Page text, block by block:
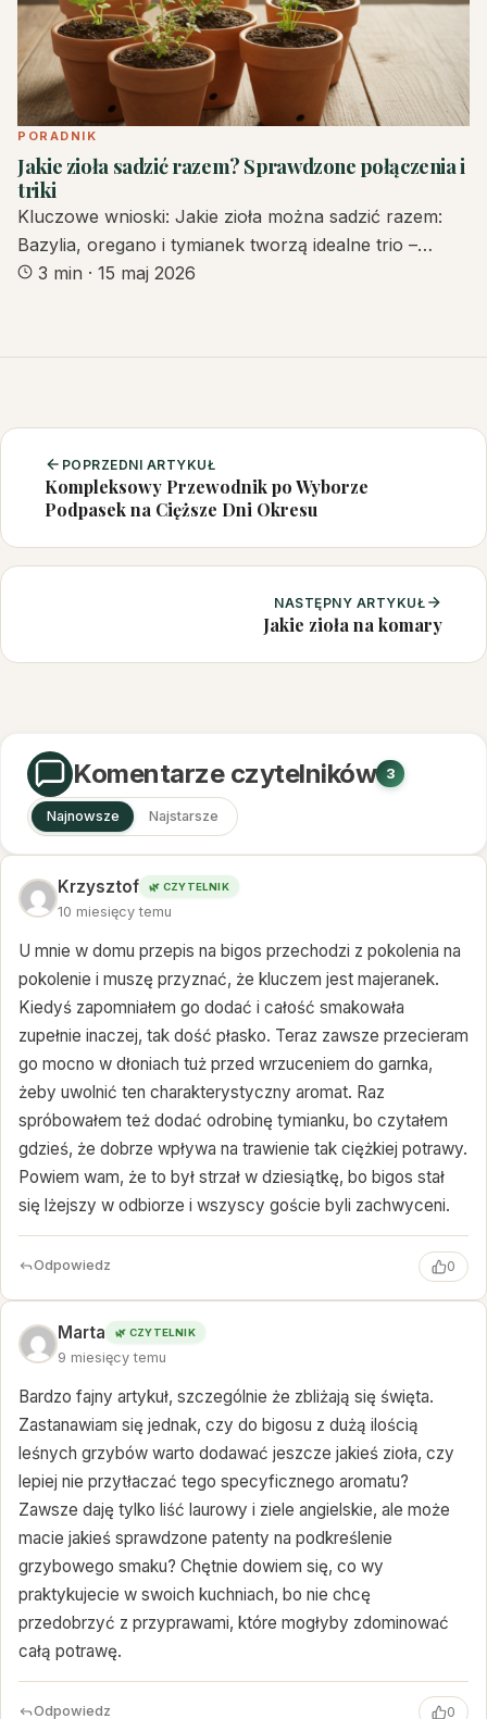
PORADNIK
Jakie zioła sadzić razem? Sprawdzone połączenia i
triki
Kluczowe wnioski: Jakie zioła można sadzić razem:
Bazylia, oregano i tymianek tworzą idealne trio –…
3 min · 15 maj 2026
POPRZEDNI ARTYKUŁ
Kompleksowy Przewodnik po Wyborze
Podpasek na Cięższe Dni Okresu
NASTĘPNY ARTYKUŁ
Jakie zioła na komary
Komentarze czytelników 3
Najnowsze Najstarsze
Krzysztof 🌿 CZYTELNIK
10 miesięcy temu
U mnie w domu przepis na bigos przechodzi z pokolenia na
pokolenie i muszę przyznać, że kluczem jest majeranek.
Kiedyś zapomniałem go dodać i całość smakowała
zupełnie inaczej, tak dość płasko. Teraz zawsze przecieram
go mocno w dłoniach tuż przed wrzuceniem do garnka,
żeby uwolnić ten charakterystyczny aromat. Raz
spróbowałem też dodać odrobinę tymianku, bo czytałem
gdzieś, że dobrze wpływa na trawienie tak ciężkiej potrawy.
Powiem wam, że to był strzał w dziesiątkę, bo bigos stał
się lżejszy w odbiorze i wszyscy goście byli zachwyceni.
Odpowiedz 0
Marta 🌿 CZYTELNIK
9 miesięcy temu
Bardzo fajny artykuł, szczególnie że zbliżają się święta.
Zastanawiam się jednak, czy do bigosu z dużą ilością
leśnych grzybów warto dodawać jeszcze jakieś zioła, czy
lepiej nie przytłaczać tego specyficznego aromatu?
Zawsze daję tylko liść laurowy i ziele angielskie, ale może
macie jakieś sprawdzone patenty na podkreślenie
grzybowego smaku? Chętnie dowiem się, co wy
praktykujecie w swoich kuchniach, bo nie chcę
przedobrzyć z przyprawami, które mogłyby zdominować
całą potrawę.
Odpowiedz 0